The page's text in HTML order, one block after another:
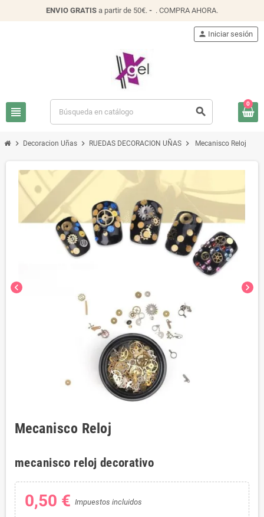
ENVIO GRATIS a partir de 50€. - . COMPRA AHORA.
view_headline search
person Iniciar sesión
0
chevron_right Decoracion Uñas chevron_right RUEDAS DECORACION UÑAS chevron_right Mecanisco Reloj
chevron_left chevron_right
Mecanisco Reloj
mecanisco reloj decorativo
0,50 € Impuestos incluidos